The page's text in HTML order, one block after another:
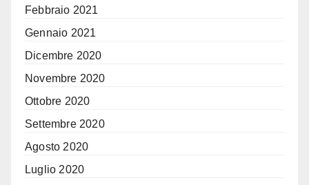
Febbraio 2021
Gennaio 2021
Dicembre 2020
Novembre 2020
Ottobre 2020
Settembre 2020
Agosto 2020
Luglio 2020